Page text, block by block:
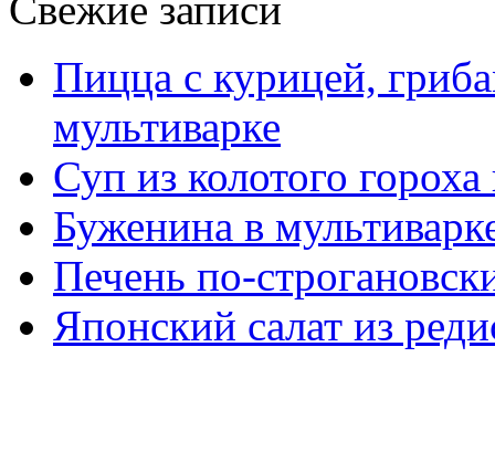
Свежие записи
Пицца с курицей,
мультиварке
Суп из колотого
Буженина в
Печень по-
Японский салат из